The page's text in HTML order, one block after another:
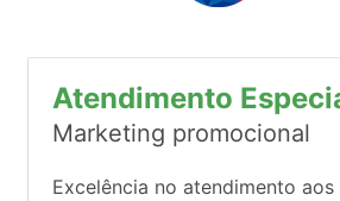
Atendimento
Marketing promocional
Excelência no atendimento